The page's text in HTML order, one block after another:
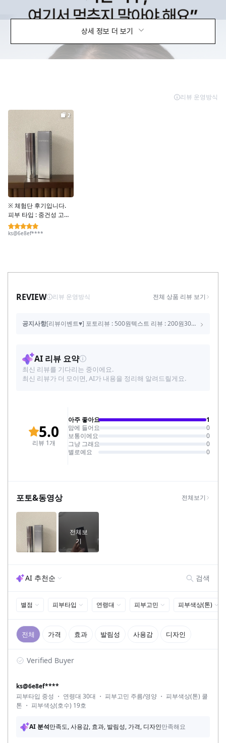
상세 정보 더 보기